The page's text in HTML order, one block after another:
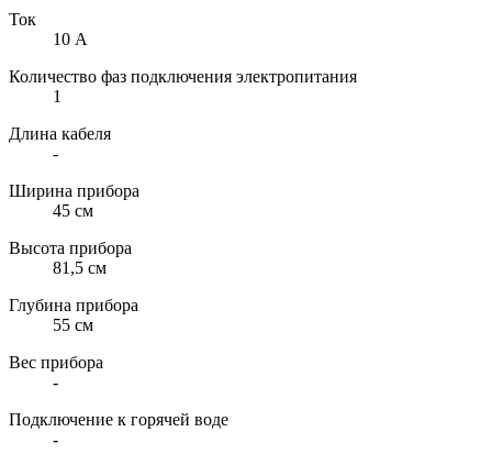
Ток
10 А
Количество фаз подключения электропитания
1
Длина кабеля
-
Ширина прибора
45 см
Высота прибора
81,5 см
Глубина прибора
55 см
Вес прибора
-
Подключение к горячей воде
-